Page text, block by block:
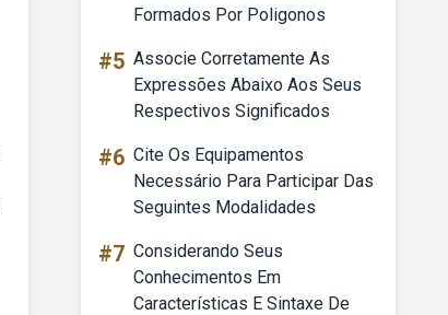
Formados Por Poligonos
#5 Associe Corretamente As
Expressões Abaixo Aos Seus
Respectivos Significados
#6 Cite Os Equipamentos
Necessário Para Participar Das
Seguintes Modalidades
#7 Considerando Seus
Conhecimentos Em
Características E Sintaxe De